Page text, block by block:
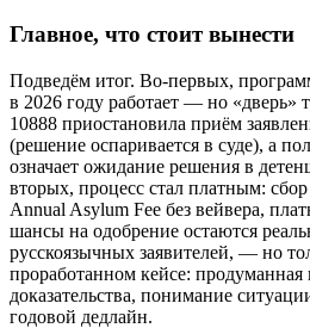
Главное, что стоит вынести
Подведём итог. Во-первых,
в 2026 году работает — но «дверь»
10888 приостановила приём
(решение оспаривается в суде), а
означает ожидание решения в
вторых, процесс стал платным:
Annual Asylum Fee без вейвера,
шансы на одобрение остаются
русскоязычных заявителей, — но
проработанном кейсе: продуманная
доказательства, понимание
годовой дедлайн.